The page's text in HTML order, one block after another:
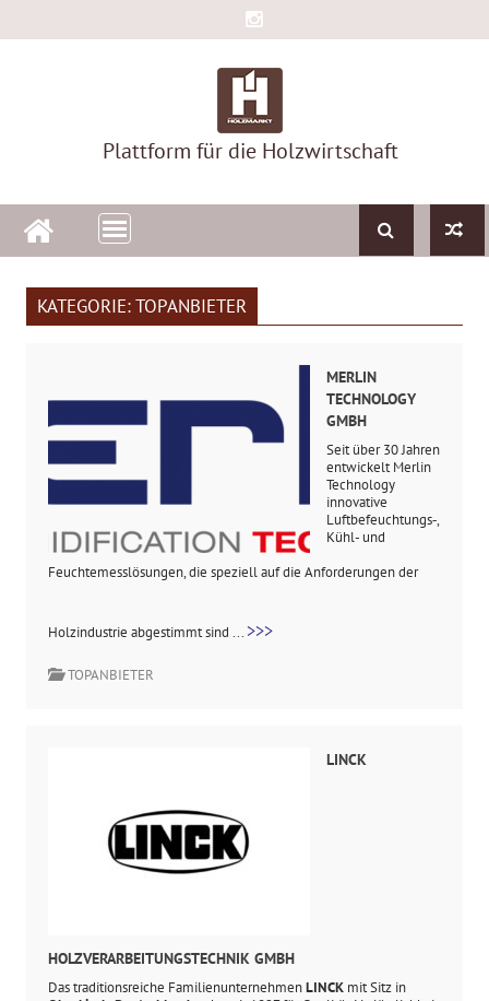
to
Plattform für die Holzwirtschaft
KATEGORIE:TOPANBIETER
MERLIN
TECHNOLOGY
GMBH
Seit über 30 Jahren
entwickelt Merlin
Technology
innovative
Luftbefeuchtungs‑,
Kühl- und
Feuchtemesslösungen, die speziell auf die Anforderungen der
Holzindustrie abgestimmt sind ... >>>
TOPANBIETER
LINCK
HOLZVERARBEITUNGSTECHNIK GMBH
Das traditionsreiche FamilienunternehmenLINCK mit Sitz in